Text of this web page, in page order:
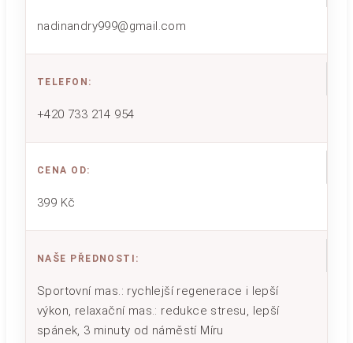
nadinandry999@gmail.com
TELEFON :
+420 733 214 954
CENA OD:
399 Kč
NAŠE PŘEDNOSTI :
Sportovní mas.: rychlejší regenerace i lepší
výkon, relaxační mas.: redukce stresu, lepší
spánek, 3 minuty od náměstí Míru